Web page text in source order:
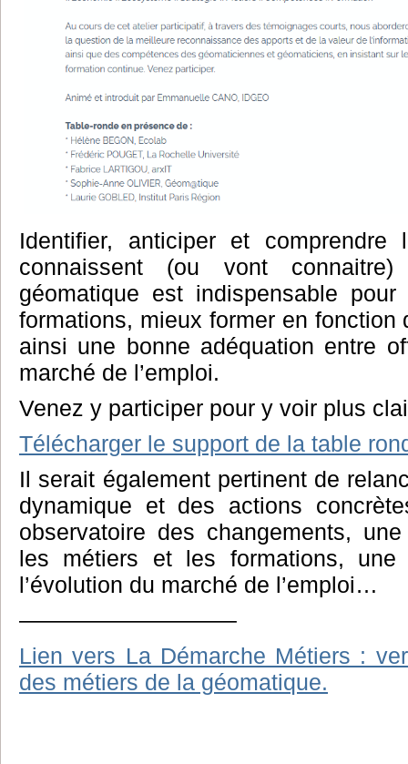
Identifier, anticiper et comprendre
connaissent (ou vont
géomatique est indispensable
formations, mieux former en fonction
ainsi une bonne adéquation entre
marché de l’emploi.
Venez y participer pour y voir plus
Télécharger le support de la table
Il serait également pertinent de
dynamique et des actions
observatoire des changements,
les métiers et les formations,
l’évolution du marché de l’emploi…
—————————–
Lien vers La Démarche Métiers :
des métiers de la géomatique.